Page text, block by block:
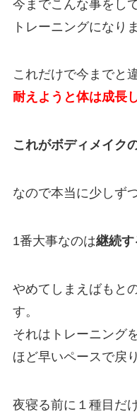
今までこんな事をし
トレーニングになり
これだけで今までと
耐えようと体は成長
これがボディメイク
なので本当に少しず
1番大事なのは継続す
やめてしまえばもと
す。
それはトレーニング
ほど早いペースで戻
夜寝る前に１種目だ